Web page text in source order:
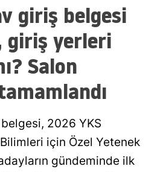
Muğla
Muş
Nevşehir
Niğde
Rize
Sakarya
giriş belgesi
giriş yerleri
Salon
belgesi, 2026 YKS
için Özel Yetenek
gündeminde ilk